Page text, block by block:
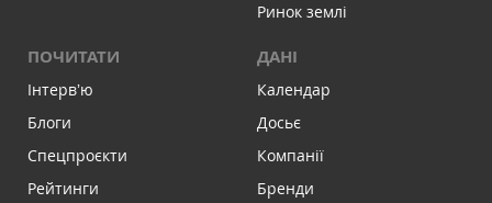
Ринок землі
ПОЧИТАТИ
Інтервʼю
Блоги
Спецпроєкти
Рейтинги
ДАНІ
Календар
Досьє
Компанії
Бренди